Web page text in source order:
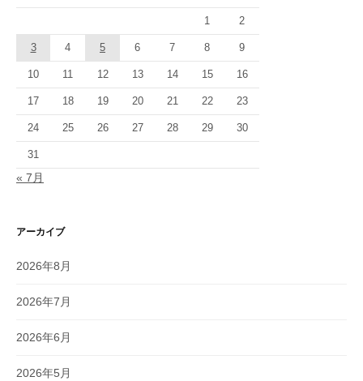
1 2
3 4 5 6 7 8 9
10 11 12 13 14 15 16
17 18 19 20 21 22 23
24 25 26 27 28 29 30
31
« 7月
アーカイブ
2026年8月
2026年7月
2026年6月
2026年5月